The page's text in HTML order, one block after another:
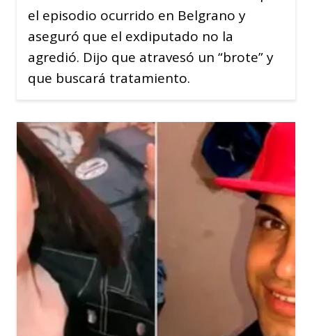
el episodio ocurrido en Belgrano y
aseguró que el exdiputado no la
agredió. Dijo que atravesó un “brote” y
que buscará tratamiento.